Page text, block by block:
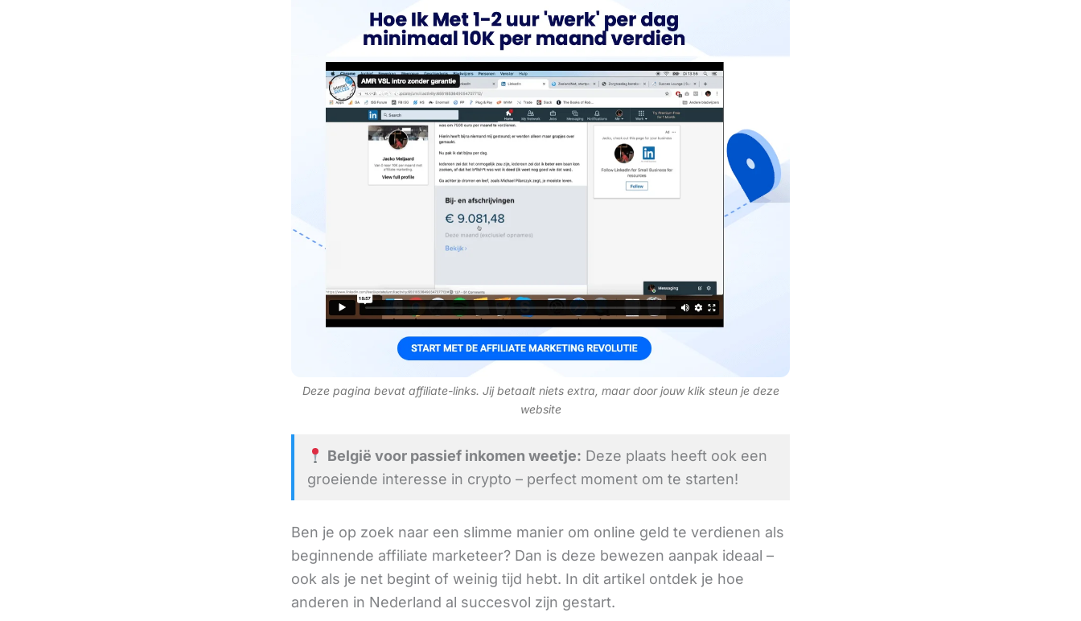
Deze pagina bevat affiliate-links. Jij betaalt niets extra, maar door jouw klik steun je deze
website
België voor passief inkomen weetje: Deze plaats heeft ook een
groeiende interesse in crypto – perfect moment om te starten!
Ben je op zoek naar een slimme manier om online geld te verdienen als
beginnende affiliate marketeer? Dan is deze bewezen aanpak ideaal –
ook als je net begint of weinig tijd hebt. In dit artikel ontdek je hoe
anderen in Nederland al succesvol zijn gestart.